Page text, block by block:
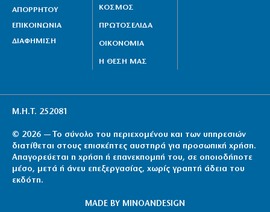
ΑΠΟΡΡΗΤΟΥ
ΕΠΙΚΟΙΝΩΝΙΑ
ΔΙΑΦΗΜΙΣΗ
ΚΟΣΜΟΣ
ΠΡΩΤΟΣΕΛΙΔΑ
ΟΙΚΟΝΟΜΙΑ
Η ΘΕΣΗ ΜΑΣ
Μ.Η.Τ. 252081
© 2026 — Το σύνολο του περιεχομένου και των υπηρεσιών
διατίθεται στους επισκέπτες αυστηρά για προσωπική χρήση.
Απαγορεύεται η χρήση ή επανεκπομπή του, σε οποιοδήποτε
μέσο, μετά ή άνευ επεξεργασίας, χωρίς γραπτή άδεια του
εκδότη.
MADE BY MINOANDESIGN